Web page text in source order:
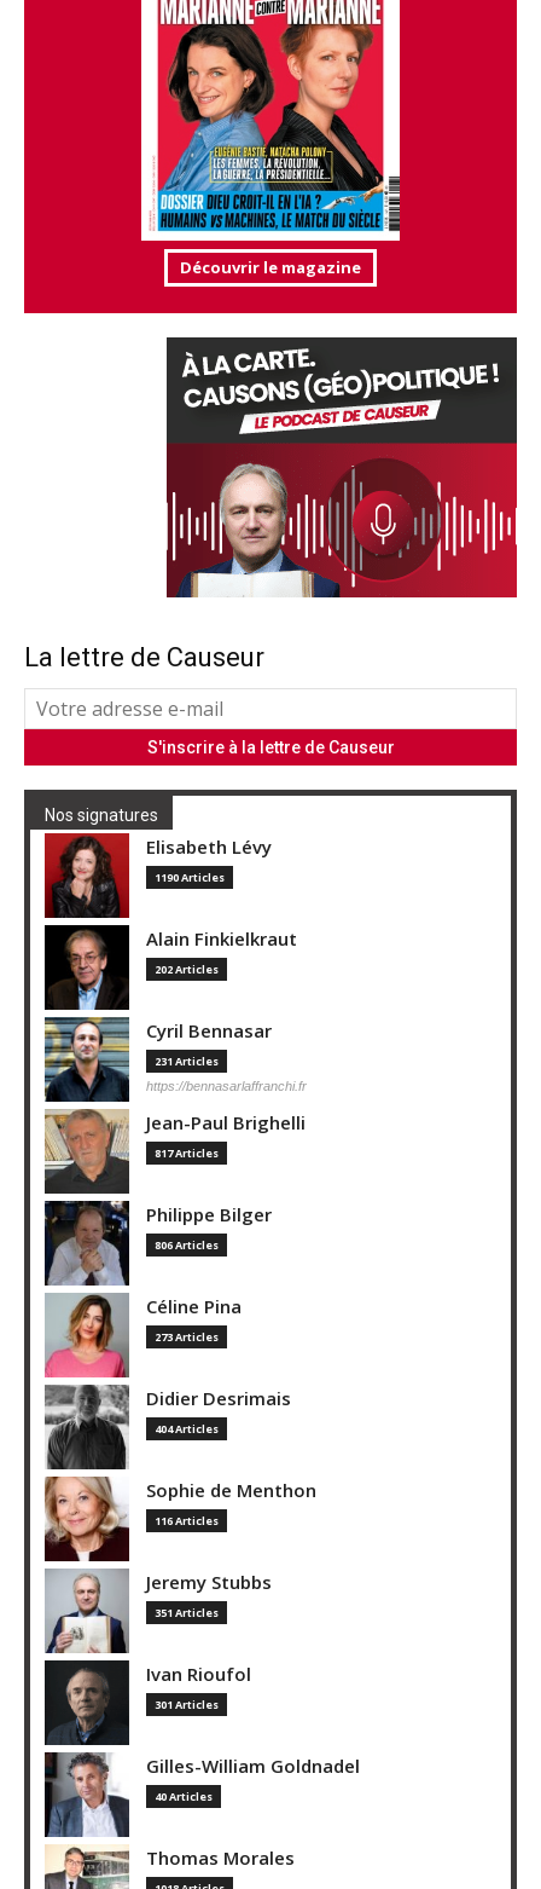
Découvrir le magazine
La lettre de Causeur
Nos signatures
Elisabeth Lévy
1190 Articles
Alain Finkielkraut
202 Articles
Cyril Bennasar
231 Articles
https://bennasarlaffranchi.fr
Jean-Paul Brighelli
817 Articles
Philippe Bilger
806 Articles
Céline Pina
273 Articles
Didier Desrimais
404 Articles
Sophie de Menthon
116 Articles
Jeremy Stubbs
351 Articles
Ivan Rioufol
301 Articles
Gilles-William Goldnadel
40 Articles
Thomas Morales